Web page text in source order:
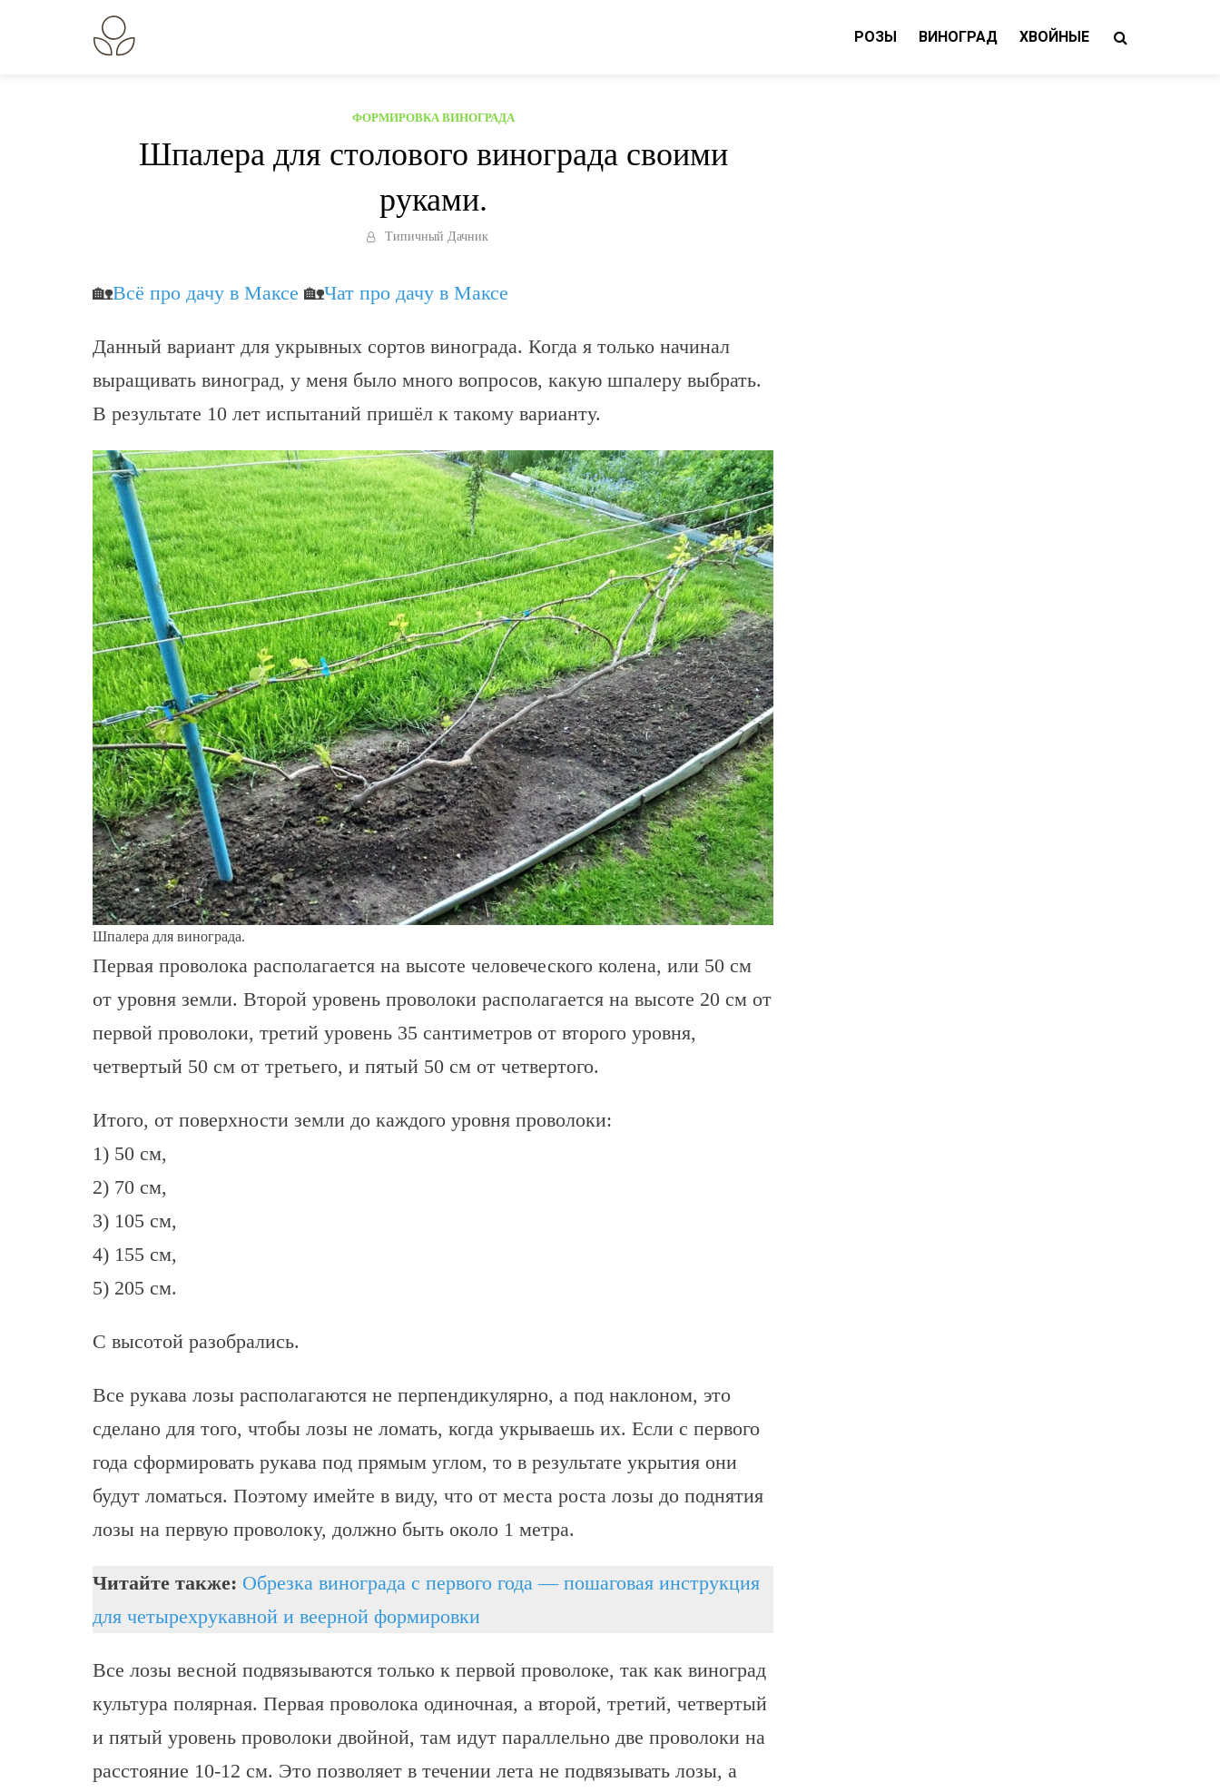
РОЗЫ ВИНОГРАД ХВОЙНЫЕ
ФОРМИРОВКА ВИНОГРАДА
Шпалера для столового винограда своими
руками.
Типичный Дачник
🏡Всё про дачу в Максе 🏡Чат про дачу в Максе
Данный вариант для укрывных сортов винограда. Когда я только начинал
выращивать виноград, у меня было много вопросов, какую шпалеру выбрать.
В результате 10 лет испытаний пришёл к такому варианту.
Шпалера для винограда.
Первая проволока располагается на высоте человеческого колена, или 50 см
от уровня земли. Второй уровень проволоки располагается на высоте 20 см от
первой проволоки, третий уровень 35 сантиметров от второго уровня,
четвертый 50 см от третьего, и пятый 50 см от четвертого.
Итого, от поверхности земли до каждого уровня проволоки:
1) 50 см,
2) 70 см,
3) 105 см,
4) 155 см,
5) 205 см.
С высотой разобрались.
Все рукава лозы располагаются не перпендикулярно, а под наклоном, это
сделано для того, чтобы лозы не ломать, когда укрываешь их. Если с первого
года сформировать рукава под прямым углом, то в результате укрытия они
будут ломаться. Поэтому имейте в виду, что от места роста лозы до поднятия
лозы на первую проволоку, должно быть около 1 метра.
Читайте также: Обрезка винограда с первого года — пошаговая инструкция
для четырехрукавной и веерной формировки
Все лозы весной подвязываются только к первой проволоке, так как виноград
культура полярная. Первая проволока одиночная, а второй, третий, четвертый
и пятый уровень проволоки двойной, там идут параллельно две проволоки на
расстояние 10-12 см. Это позволяет в течении лета не подвязывать лозы, а